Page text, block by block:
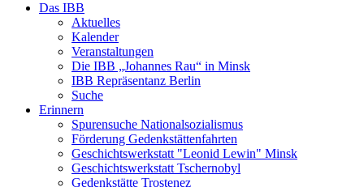
Das IBB
Aktuelles
Kalender
Veranstaltungen
Die IBB „Johannes Rau“ in Minsk
IBB Repräsentanz Berlin
Suche
Erinnern
Spurensuche Nationalsozialismus
Förderung Gedenkstättenfahrten
Geschichtswerkstatt "Leonid Lewin" Minsk
Geschichtswerkstatt Tschernobyl
Gedenkstätte Trostenez